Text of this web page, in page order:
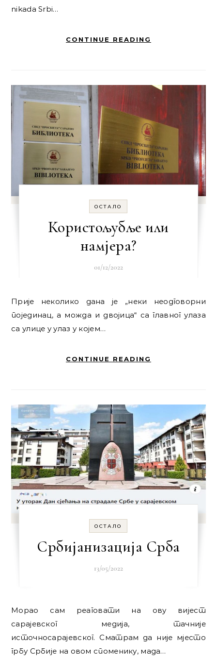
nikada Srbi…
CONTINUE READING
ОСТАЛО
Користољубље или
намјера?
01/12/2022
Прије неколико дана је „неки неодговорни
појединац, а можда и двојица“ са главног улаза
са улице у улаз у којем…
CONTINUE READING
ОСТАЛО
Србијанизација Срба
13/05/2022
Морао сам реаговати на ову вијест
сарајевског медија, тачније
источносарајевског. Сматрам да није мјесто
грбу Србије на овом споменику, мада…